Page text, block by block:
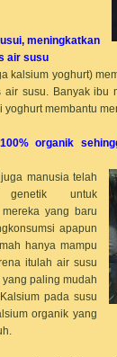
meningkatkan
air susu
kalsium yoghurt)
air susu. Banyak ibu
membantu
organik
manusia telah
untuk
yang baru
apapun
hanya mampu
itulah air susu
paling mudah
pada susu
organik yang